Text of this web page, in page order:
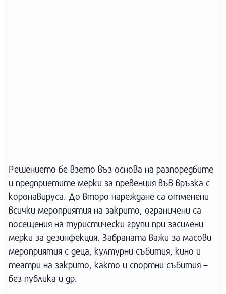
Решението бе взето въз основа на разпоредбите
и предприетите мерки за превенция във връзка с
коронавируса. До второ нареждане са отменени
всички мероприятия на закрито, ограничени са
посещения на туристически групи при засилени
мерки за дезинфекция. Забраната важи за масови
мероприятия с деца, културни събития, кино и
театри на закрито, както и спортни събития –
без публика и др.